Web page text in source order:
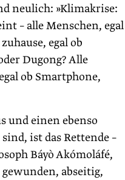
neulich: »Klimakrise:
– alle Menschen, egal
egal ob
Dugong? Alle
ob Smartphone,
und einen ebenso
ist das Rettende –
Báyò Akómoláfé,
abseitig,